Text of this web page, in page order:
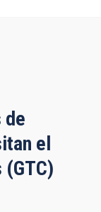
de
el
(GTC)